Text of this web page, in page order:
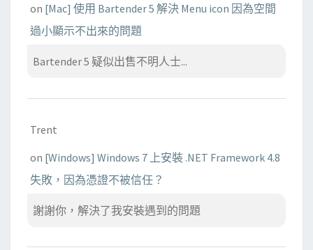
on [Mac] 使用 Bartender 5 解決 Menu icon 因為空間
過小顯示不出來的問題
Bartender 5 疑似出售不明人士...
Trent
on [Windows] Windows 7 上安裝 .NET Framework 4.8
失敗，因為憑證不被信任？
謝謝你，解決了我安裝遇到的問題